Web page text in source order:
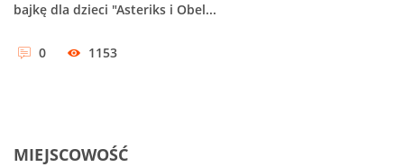
bajkę dla dzieci "Asteriks i Obel...
0 1153
MIEJSCOWOŚĆ